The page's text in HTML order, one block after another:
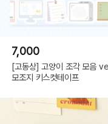
7,000
[고동상] 고양이 조각 모음
모조지 키스컷테이프